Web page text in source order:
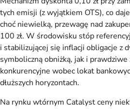
tych emisji (z wyjątkiem OTS), co
choć niewielką, przewagę nad
100 zł. W środowisku stóp
i stabilizującej się inflacji obligacje z
symboliczną obniżką, jak i prawdziwe
konkurencyjne wobec lokat
dłuższych horyzontach.
Na rynku wtórnym Catalyst ceny